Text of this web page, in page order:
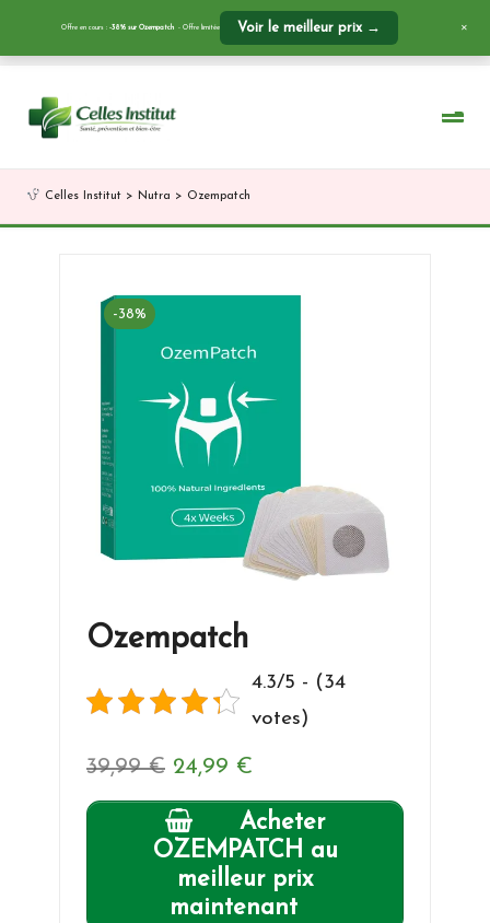
Celles Institut> Nutra > Ozempatch
-38%
Ozempatch
4.3/5 - (34
votes)
39,99€ Le
prix
initial
était :
24,99 €
prix
actuel
est :
Acheter
OZEMPATCH au
meilleur prix
maintenant
Offre en cours : -38% sur Ozempatch - Offre limitée Voir le meilleur prix → ✕